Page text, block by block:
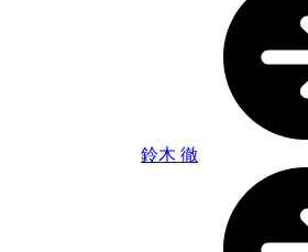
鈴木 徹